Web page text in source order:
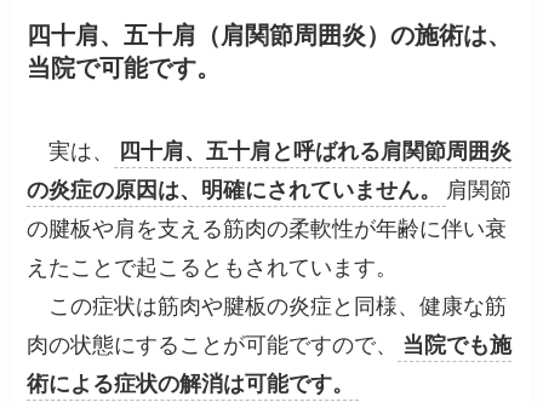
四十肩、五十肩（肩関節周囲炎）の施術は、
当院で可能です。
実は、
四十肩、五十肩と呼ばれる肩関節周囲炎
の炎症の原因は、明確にされていません。
肩関節
の腱板や肩を支える筋肉の柔軟性が年齢に伴い衰
えたことで起こるともされています。
この症状は筋肉や腱板の炎症と同様、健康な筋
肉の状態にすることが可能ですので、
当院でも施
術による症状の解消は可能です。